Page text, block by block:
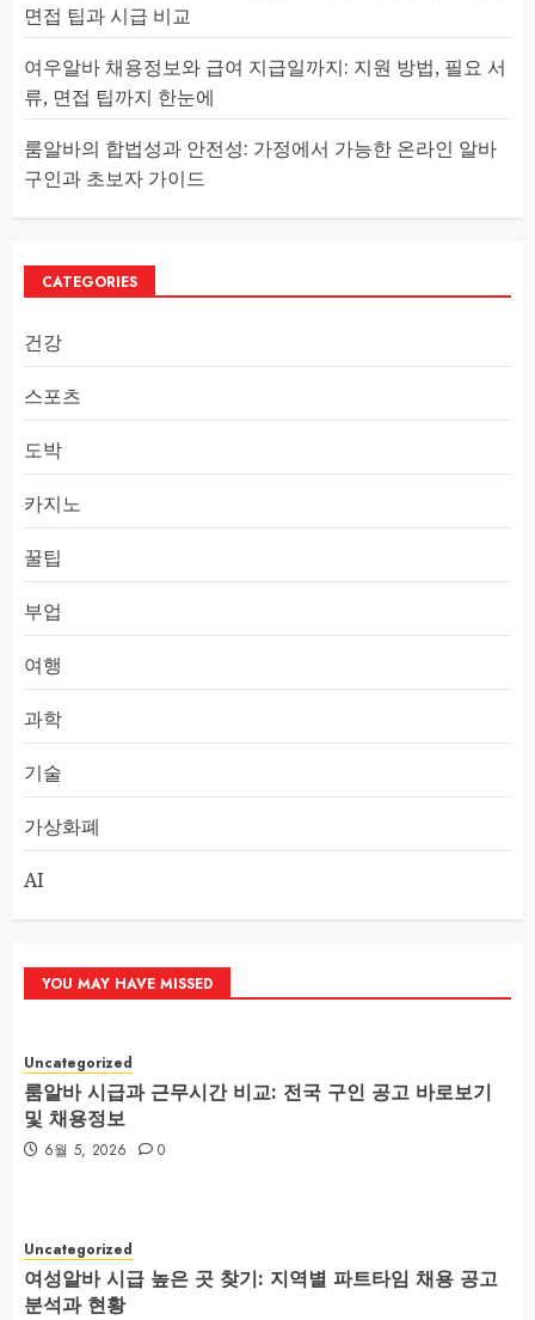
면접 팁과 시급 비교
여우알바 채용정보와 급여 지급일까지: 지원 방법, 필요 서
류, 면접 팁까지 한눈에
룸알바의 합법성과 안전성: 가정에서 가능한 온라인 알바
구인과 초보자 가이드
CATEGORIES
건강
스포츠
도박
카지노
꿀팁
부업
여행
과학
기술
가상화폐
AI
YOU MAY HAVE MISSED
Uncategorized
룸알바 시급과 근무시간 비교: 전국 구인 공고 바로보기
및 채용정보
6월 5, 2026 0
Uncategorized
여성알바 시급 높은 곳 찾기: 지역별 파트타임 채용 공고
분석과 현황